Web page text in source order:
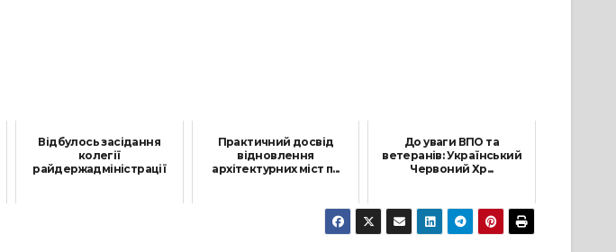
Відбулось засідання
колегії
райдержадміністрації
Практичний досвід
відновлення
архітектурних міст п...
До уваги ВПО та
ветеранів: Український
Червоний Хр...
28 Липня, 2025